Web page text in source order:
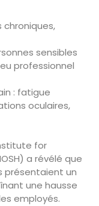
chroniques,
sensibles
professionnel
: fatigue
oculaires,
for
a révélé que
présentaient un
une hausse
employés.